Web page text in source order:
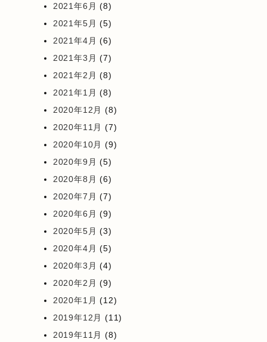
2021年6月 (8)
2021年5月 (5)
2021年4月 (6)
2021年3月 (7)
2021年2月 (8)
2021年1月 (8)
2020年12月 (8)
2020年11月 (7)
2020年10月 (9)
2020年9月 (5)
2020年8月 (6)
2020年7月 (7)
2020年6月 (9)
2020年5月 (3)
2020年4月 (5)
2020年3月 (4)
2020年2月 (9)
2020年1月 (12)
2019年12月 (11)
2019年11月 (8)